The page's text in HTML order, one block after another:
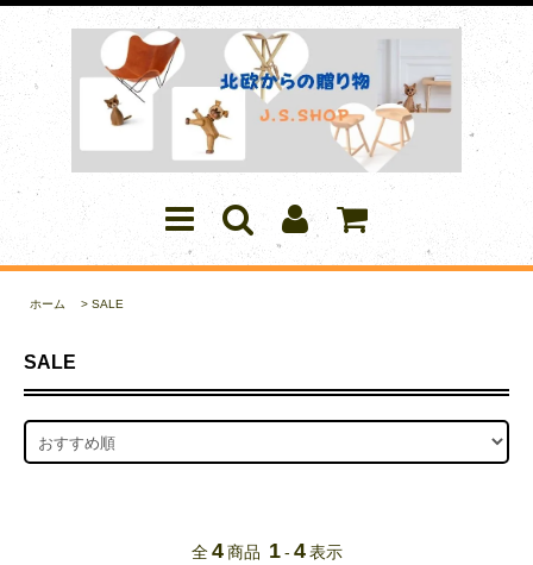
ホーム > SALE
SALE
全 4 商品 1 - 4 表示